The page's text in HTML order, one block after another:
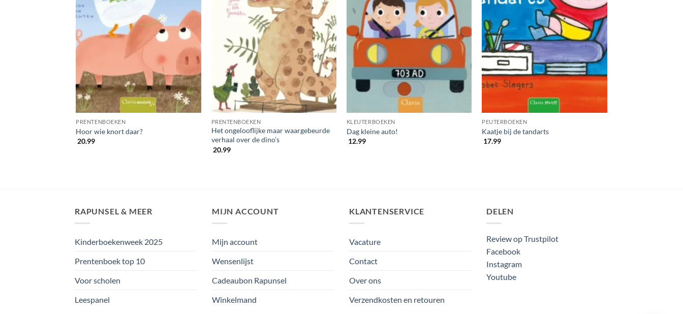
PRENTENBOEKEN
Hoor wie knort daar?
20.99
PRENTENBOEKEN
Het ongelooflijke maar waargebeurde
verhaal over de dino’s
20.99
KLEUTERBOEKEN
Dag kleine auto!
12.99
PEUTERBOEKEN
Kaatje bij de tandarts
17.99
RAPUNSEL & MEER
Kinderboekenweek 2025
Prentenboek top 10
Voor scholen
Leespanel
MIJN ACCOUNT
Mijn account
Wensenlijst
Cadeaubon Rapunsel
Winkelmand
KLANTENSERVICE
Vacature
Contact
Over ons
Verzendkosten en retouren
DELEN
Review op Trustpilot
Facebook
Instagram
Youtube